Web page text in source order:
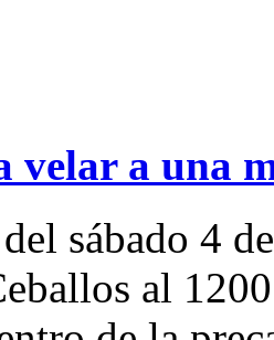
velar a una
sábado 4
al